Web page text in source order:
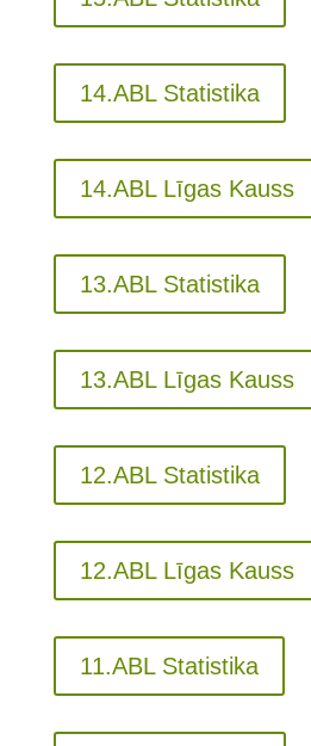
14.ABL Statistika
14.ABL Līgas Kauss
13.ABL Statistika
13.ABL Līgas Kauss
12.ABL Statistika
12.ABL Līgas Kauss
11.ABL Statistika